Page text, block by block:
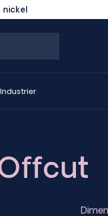
Industrier